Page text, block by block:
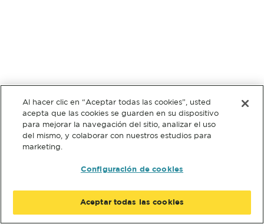
Al hacer clic en “Aceptar todas las cookies”, usted
acepta que las cookies se guarden en su dispositivo
para mejorar la navegación del sitio, analizar el uso
del mismo, y colaborar con nuestros estudios para
marketing.
Configuración de cookies
Aceptar todas las cookies